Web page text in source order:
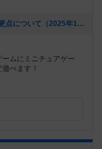
[NEW] 年末年始の休業日及び2026年からの変更点について（2025年11月19日 15時50分）
ムにミニチュアゲー
べます！